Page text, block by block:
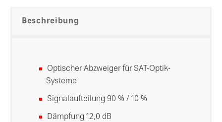
Beschreibung
Optischer Abzweiger für SAT-Optik-
Systeme
Signalaufteilung 90 % / 10 %
Dämpfung 12,0 dB